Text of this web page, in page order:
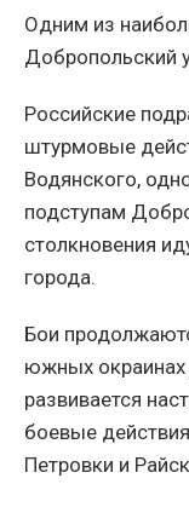
Одним из
Добропольский
Российские
штурмовые
Водянского,
подступам
столкновения
города.
Бои
южных
развивается
боевые
Петровки и